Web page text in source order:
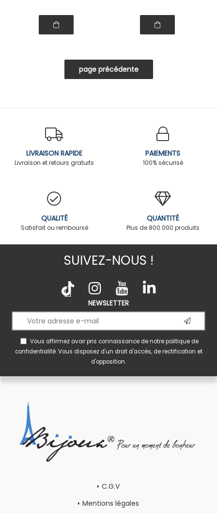
LIVRAISON RAPIDE
Livraison et retours gratuits
PAIEMENTS
100% sécurisé
QUALITÉ
Satisfait ou remboursé
QUANTITÉ
Plus de 800.000 produits
SUIVEZ-NOUS !
NEWSLETTER
Vous affirmez avoir pris connaissance de notrepolitique de
confidentialité. Vous disposez d'un droit d'accès, de rectification et
d'opposition.
C.G.V
Mentions légales